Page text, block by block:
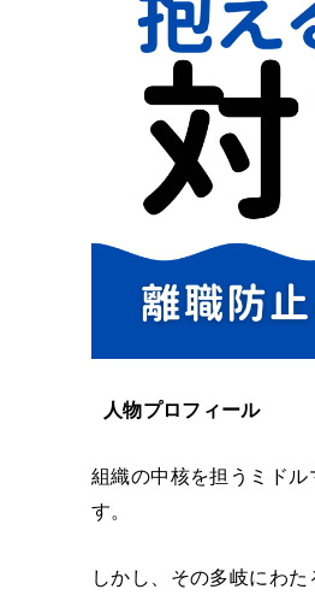
人物プロフィール
組織の中核を担うミド
す。
しかし、その多岐にわ